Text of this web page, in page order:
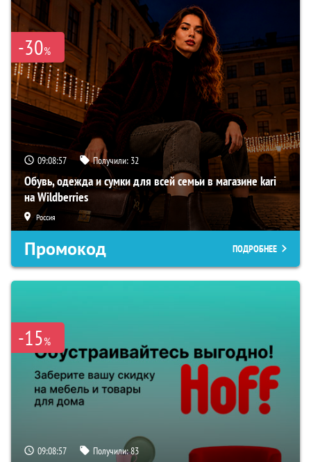
-30%
09:08:56 Получили: 32
Обувь, одежда и сумки для всей семьи в магазине kari
на Wildberries
Россия
Промокод ПОДРОБНЕЕ
-15%
09:08:56 Получили:83